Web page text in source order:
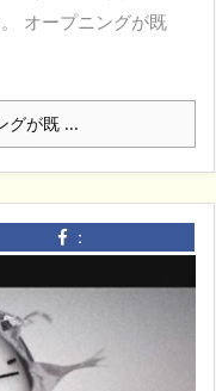
オープニングが既
グが既 ...
：